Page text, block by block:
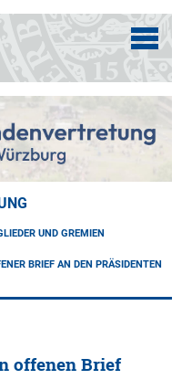
UND GREMIEN
BRIEF AN DEN PRÄSIDENTEN
offenen Brief